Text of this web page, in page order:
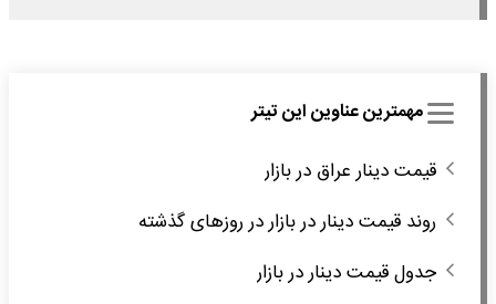
مهمترین عناوین این تیتر
قیمت دینار عراق در بازار
روند قیمت دینار در بازار در روزهای گذشته
جدول قیمت دینار در بازار